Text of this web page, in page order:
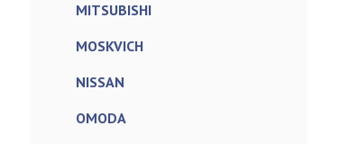
MITSUBISHI
MOSKVICH
NISSAN
OMODA